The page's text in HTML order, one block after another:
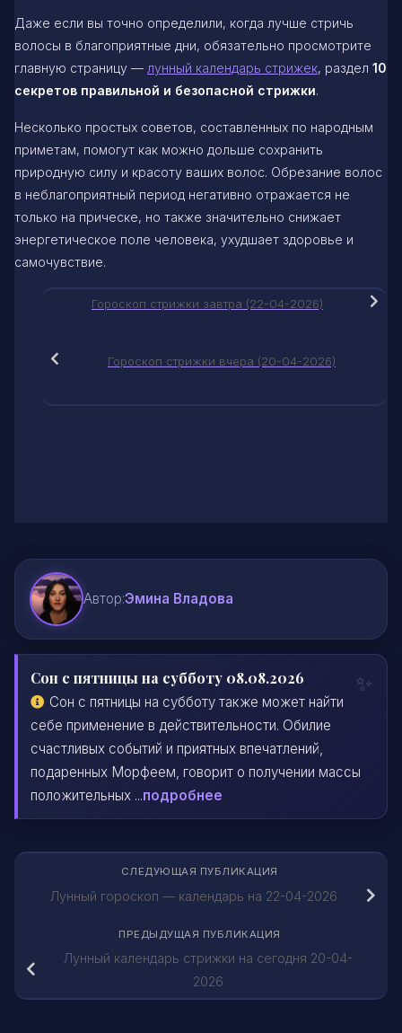
Даже если вы точно определили, когда лучше стричь
волосы в благоприятные дни, обязательно просмотрите
главную страницу — лунный календарь стрижек, раздел 10
секретов правильной и безопасной стрижки.
Несколько простых советов, составленных по народным
приметам, помогут как можно дольше сохранить
природную силу и красоту ваших волос. Обрезание волос
в неблагоприятный период негативно отражается не
только на прическе, но также значительно снижает
энергетическое поле человека, ухудшает здоровье и
самочувствие.
Гороскоп стрижки завтра (22-04-2026)
Гороскоп стрижки вчера (20-04-2026)
Автор:Эмина Владова
Сон с пятницы на субботу 08.08.2026
Сон с пятницы на субботу также может найти
себе применение в действительности. Обилие
счастливых событий и приятных впечатлений,
подаренных Морфеем, говорит о получении массы
положительных ...подробнее
СЛЕДУЮЩАЯ ПУБЛИКАЦИЯ
Лунный гороскоп — календарь на 22-04-2026
ПРЕДЫДУЩАЯ ПУБЛИКАЦИЯ
Лунный календарь стрижки на сегодня 20-04-
2026